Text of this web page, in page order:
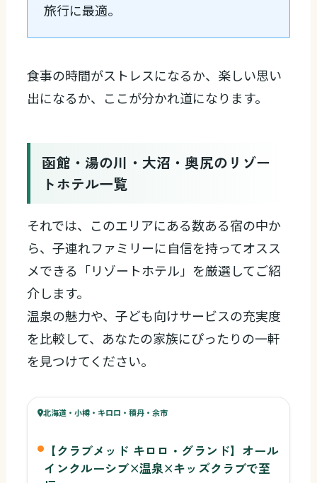
旅行に最適。
食事の時間がストレスになるか、楽しい思い
出になるか、ここが分かれ道になります。
函館・湯の川・大沼・奥尻のリゾー
トホテル一覧
それでは、このエリアにある数ある宿の中か
ら、子連れファミリーに自信を持ってオスス
メできる「リゾートホテル」を厳選してご紹
介します。
温泉の魅力や、子ども向けサービスの充実度
を比較して、あなたの家族にぴったりの一軒
を見つけてください。
63ベビー
北海道・小樽・キロロ・積丹・余市
【クラブメッド キロロ・グランド】オール
インクルーシブ×温泉×キッズクラブで至